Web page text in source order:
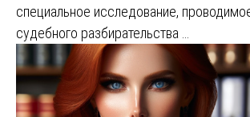
специальное исследование,
судебного разбирательства …